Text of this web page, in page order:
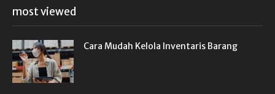
most viewed
Cara Mudah Kelola Inventaris Barang